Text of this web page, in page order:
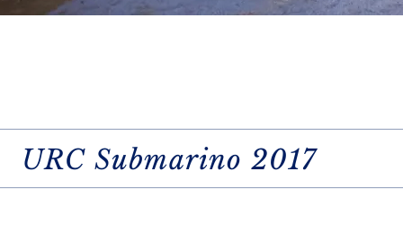
URC Submarino 2017